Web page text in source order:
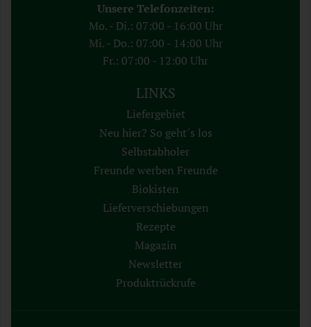
Unsere Telefonzeiten:
Mo. - Di.: 07:00 - 16:00 Uhr
Mi. - Do.: 07:00 - 14:00 Uhr
Fr.: 07:00 - 12:00 Uhr
LINKS
Liefergebiet
Neu hier? So geht´s los
Selbstabholer
Freunde werben Freunde
Biokisten
Lieferverschiebungen
Rezepte
Magazin
Newsletter
Produktrückrufe